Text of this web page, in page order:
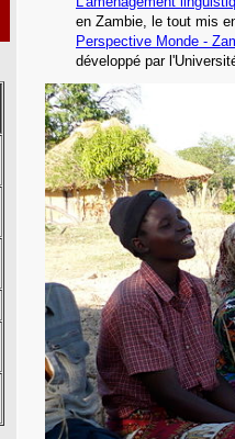
en Zambie, le tout mis
Perspective Monde -
développé par